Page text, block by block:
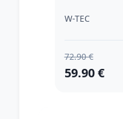
W-TEC
72.90 €
59.90 €